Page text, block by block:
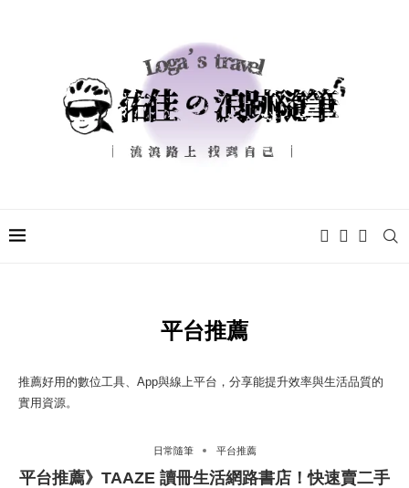
平台推薦
推薦好用的數位工具、App與線上平台，分享能提升效率與生活品質的
實用資源。
日常隨筆 平台推薦
平台推薦》TAAZE 讀冊生活網路書店！快速賣二手